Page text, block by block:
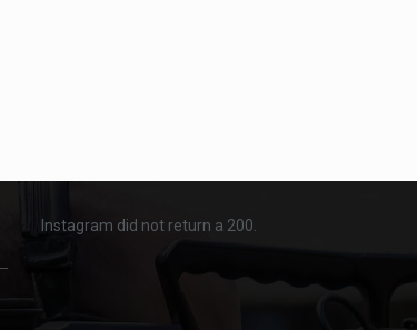
Instagram did not return a 200.